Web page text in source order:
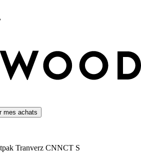
mes achats
Tranverz CNNCT S